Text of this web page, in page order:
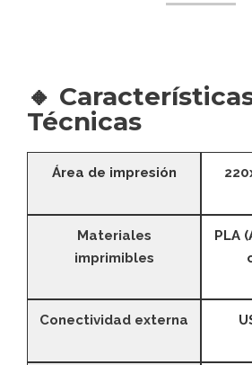
🔸
Técnicas
Área de impresión
Materiales
imprimibles
PLA
Conectividad externa